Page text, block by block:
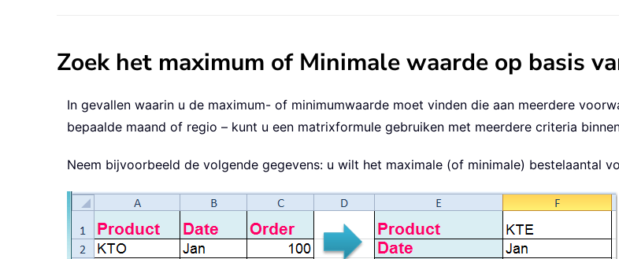
Zoek het maximum of Minimale waarde op basis
In gevallen waarin u de maximum- of minimumwaarde moet vinden die aan meerdere
bepaalde maand of regio – kunt u een matrixformule gebruiken met meerdere criteria
Neem bijvoorbeeld de volgende gegevens: u wilt het maximale (of minimale) bestelaantal